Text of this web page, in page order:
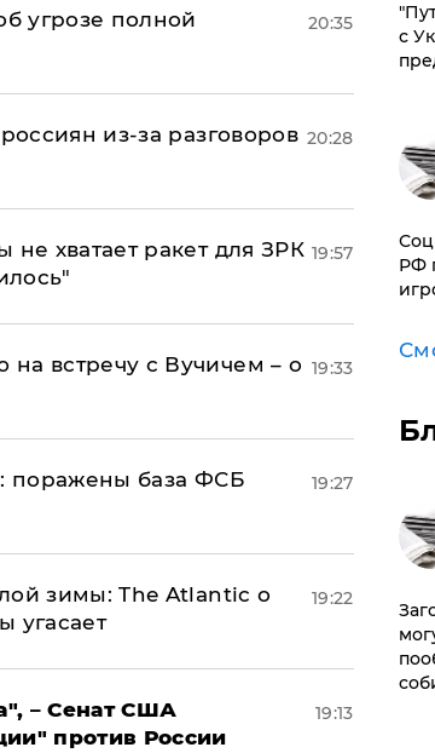
угрозе полной
20:35
из-за разговоров 20:28
хватает ракет для ЗРК 19:57
встречу с Вучичем – о 19:33
поражены база ФСБ
19:27
зимы: The Atlantic о
угасает
19:22
– Сенат США
против России
19:13
с
РФ